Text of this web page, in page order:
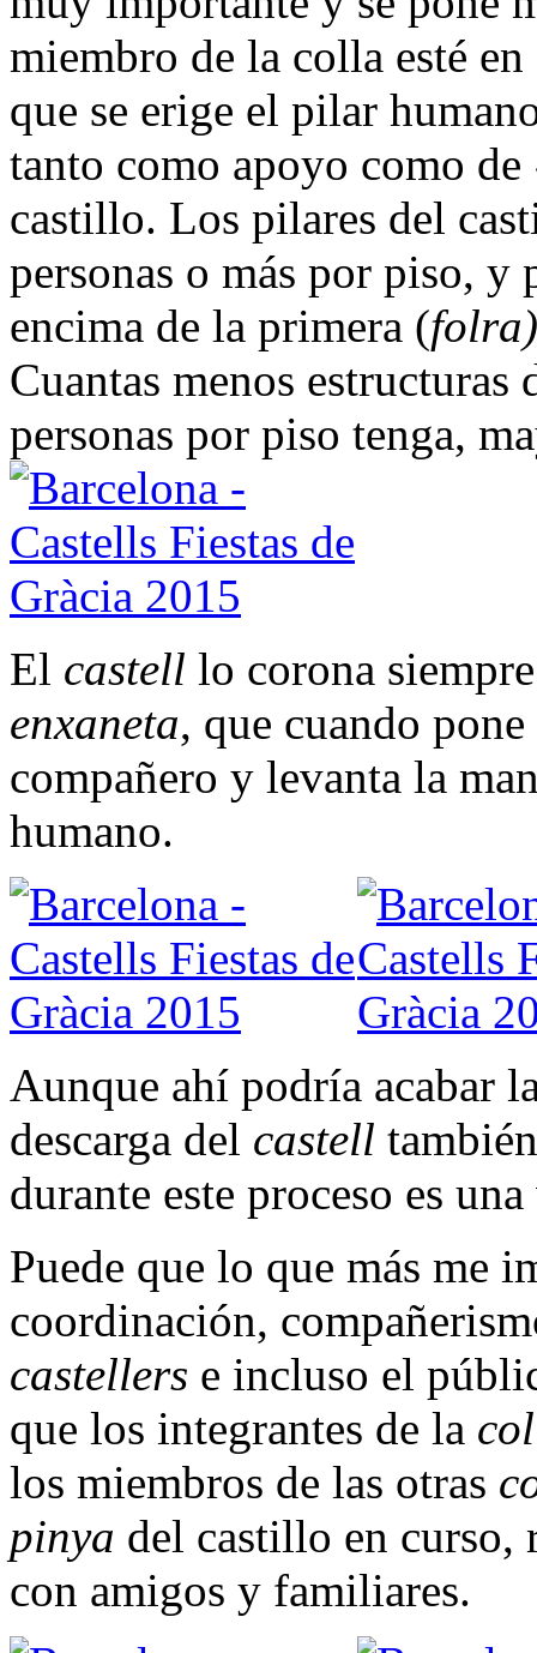
miembro de la colla esté
que se erige el pilar
tanto como apoyo como
castillo. Los pilares del
personas o más por piso,
encima de la primera (folra)
Cuantas menos
personas por piso tenga,
El castell lo corona
enxaneta, que cuando
compañero y levanta la
humano.
Aunque ahí podría acabar
descarga del castell
durante este proceso es
Puede que lo que más me
coordinación,
castellers e incluso el
que los integrantes de la
los miembros de las otras
pinya del castillo en curso,
con amigos y familiares.